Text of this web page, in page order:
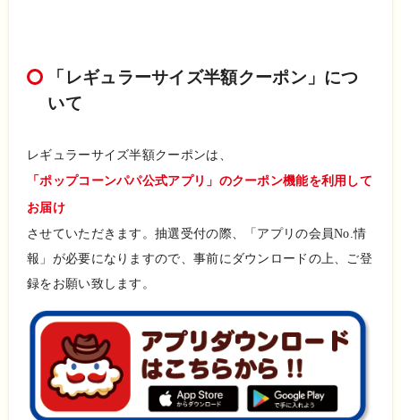
「レギュラーサイズ半額クーポン」につ
いて
レギュラーサイズ半額クーポンは、
「ポップコーンパパ公式アプリ」のクーポン機能を利用して
お届け
させていただきます。抽選受付の際、「アプリの会員No.情
報」が必要になりますので、事前にダウンロードの上、ご登
録をお願い致します。